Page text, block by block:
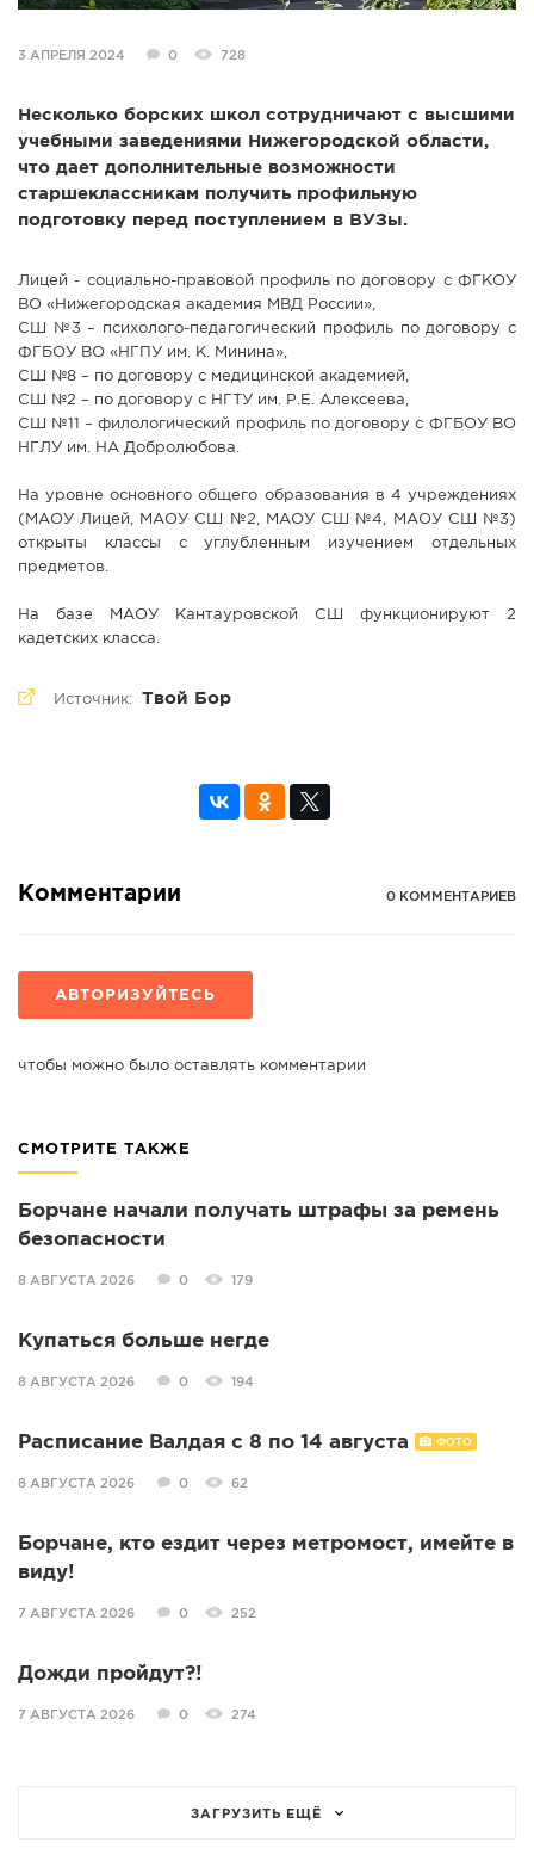
3 АПРЕЛЯ 2024 0 728
Несколько борских школ сотрудничают с высшими
учебными заведениями Нижегородской области,
что дает дополнительные возможности
старшеклассникам получить профильную
подготовку перед поступлением в ВУЗы.
Лицей - социально-правовой профиль по договору с ФГКОУ
ВО «Нижегородская академия МВД России»,
СШ №3 – психолого-педагогический профиль по договору с
ФГБОУ ВО «НГПУ им. К. Минина»,
СШ №8 – по договору с медицинской академией,
СШ №2 – по договору с НГТУ им. Р.Е. Алексеева,
СШ №11 – филологический профиль по договору с ФГБОУ ВО
НГЛУ им. НА Добролюбова.
На уровне основного общего образования в 4 учреждениях
(МАОУ Лицей, МАОУ СШ №2, МАОУ СШ №4, МАОУ СШ №3)
открыты классы с углубленным изучением отдельных
предметов.
На базе МАОУ Кантауровской СШ функционируют 2
кадетских класса.
Источник: Твой Бор
Комментарии 0 КОММЕНТАРИЕВ
АВТОРИЗУЙТЕСЬ
чтобы можно было оставлять комментарии
СМОТРИТЕ ТАКЖЕ
Борчане начали получать штрафы за ремень
безопасности
8 АВГУСТА 2026 0 179
Купаться больше негде
8 АВГУСТА 2026 0 194
Расписание Валдая с 8 по 14 августа ФОТО
8 АВГУСТА 2026 0 62
Борчане, кто ездит через метромост, имейте в
виду!
7 АВГУСТА 2026 0 252
Дожди пройдут?!
7 АВГУСТА 2026 0 274
ЗАГРУЗИТЬ ЕЩЁ